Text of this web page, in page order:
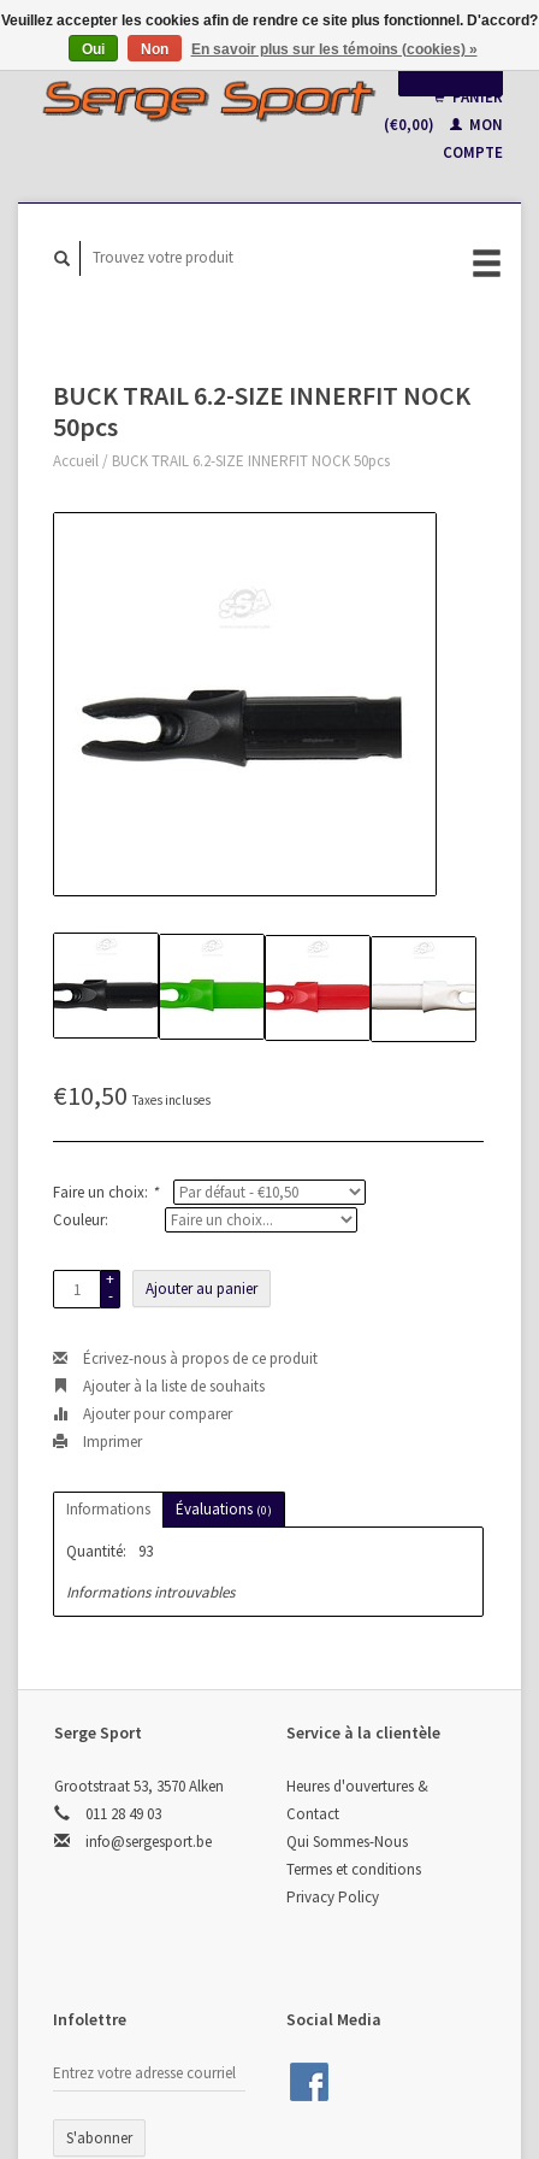
Français
Nederlands
PANIER
(€0,00)
MON
COMPTE
BUCK TRAIL 6.2-SIZE INNERFIT NOCK
50pcs
Accueil / BUCK TRAIL 6.2-SIZE INNERFIT NOCK 50pcs
€10,50 Taxes incluses
Faire un choix: *
Couleur:
+
-
Ajouter au panier
Écrivez-nous à propos de ce produit
Ajouter à la liste de souhaits
Ajouter pour comparer
Imprimer
Informations Évaluations (0)
Quantité:
93
Informations introuvables
Serge Sport
Grootstraat 53, 3570 Alken
011 28 49 03
info@sergesport.be
Service à la clientèle
Heures d'ouvertures &
Contact
Qui Sommes-Nous
Termes et conditions
Privacy Policy
Infolettre
S'abonner
Social Media
Veuillez accepter les cookies afin de rendre ce site plus fonctionnel. D'accord?
Oui
Non En savoir plus sur les témoins (cookies) »